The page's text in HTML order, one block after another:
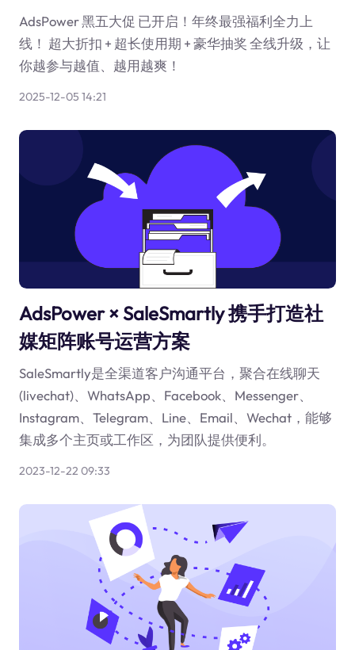
AdsPower 黑五大促 已开启！年终最强福利全力上
线！ 超大折扣 + 超长使用期 + 豪华抽奖 全线升级，让
你越参与越值、越用越爽！
2025-12-05 14:21
AdsPower × SaleSmartly 携手打造社
媒矩阵账号运营方案
SaleSmartly是全渠道客户沟通平台，聚合在线聊天
(livechat)、WhatsApp、Facebook、Messenger、
Instagram、Telegram、Line、Email、Wechat，能够
集成多个主页或工作区，为团队提供便利。
2023-12-22 09:33